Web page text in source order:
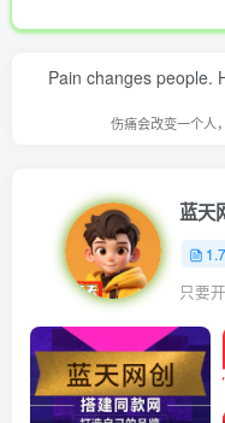
Pain changes people.
伤痛会改变一个人
蓝天
只要